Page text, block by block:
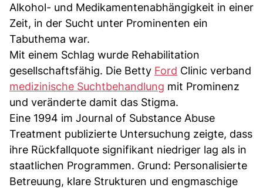
Alkohol- und Medikamentenabhängigkeit in einer
Zeit, in der Sucht unter Prominenten ein
Tabuthema war.
Mit einem Schlag wurde Rehabilitation
gesellschaftsfähig. Die Betty Ford Clinic verband
medizinische Suchtbehandlung mit Prominenz
und veränderte damit das Stigma.
Eine 1994 im Journal of Substance Abuse
Treatment publizierte Untersuchung zeigte, dass
ihre Rückfallquote signifikant niedriger lag als in
staatlichen Programmen. Grund: Personalisierte
Betreuung, klare Strukturen und engmaschige